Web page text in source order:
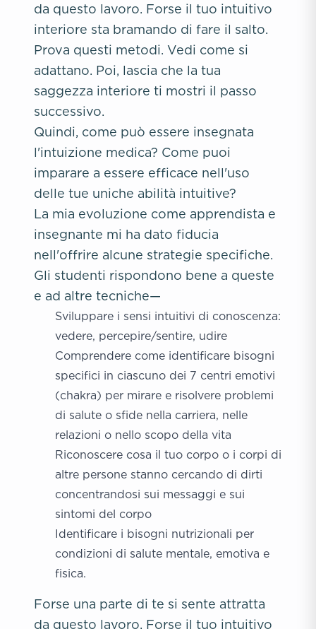
da questo lavoro. Forse il tuo intuitivo
interiore sta bramando di fare il salto.
Prova questi metodi. Vedi come si
adattano. Poi, lascia che la tua
saggezza interiore ti mostri il passo
successivo.
Quindi, come può essere insegnata
l'intuizione medica? Come puoi
imparare a essere efficace nell'uso
delle tue uniche abilità intuitive?
La mia evoluzione come apprendista e
insegnante mi ha dato fiducia
nell'offrire alcune strategie specifiche.
Gli studenti rispondono bene a queste
e ad altre tecniche—
Sviluppare i sensi intuitivi di conoscenza:
vedere, percepire/sentire, udire
Comprendere come identificare bisogni
specifici in ciascuno dei 7 centri emotivi
(chakra) per mirare e risolvere problemi
di salute o sfide nella carriera, nelle
relazioni o nello scopo della vita
Riconoscere cosa il tuo corpo o i corpi di
altre persone stanno cercando di dirti
concentrandosi sui messaggi e sui
sintomi del corpo
Identificare i bisogni nutrizionali per
condizioni di salute mentale, emotiva e
fisica.
Forse una parte di te si sente attratta
da questo lavoro. Forse il tuo intuitivo